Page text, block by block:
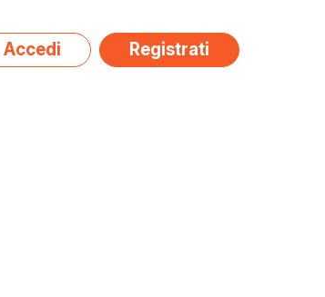
Accedi Registrati